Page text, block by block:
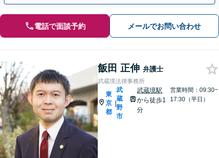
電話で面談予約 メールでお問い合わせ
飯田 正伸 弁護士
武蔵境法律事務所
東
京
都
|
武
蔵
野
市
武蔵境駅
から徒歩1
分
営業時間：09:30~
17:30（平日）